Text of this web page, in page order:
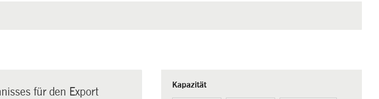
für den Export
Kapazität